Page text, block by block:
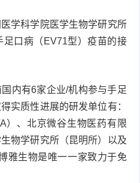
学科学院医学生物学研究所
口病（EV71型）疫苗的接
内有6家企业/机构参与手足
实质性进展的研发单位有：
）、北京微谷生物医药有限
物学研究所（昆明所）以及
雅生物是唯一一家致力于免